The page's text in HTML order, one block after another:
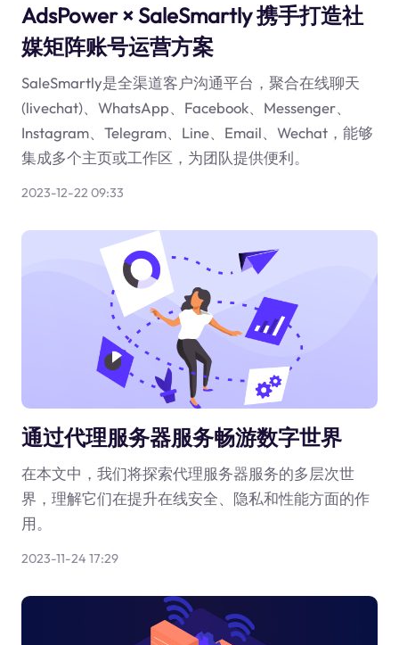
AdsPower × SaleSmartly 携手打造社
媒矩阵账号运营方案
SaleSmartly是全渠道客户沟通平台，聚合在线聊天
(livechat)、WhatsApp、Facebook、Messenger、
Instagram、Telegram、Line、Email、Wechat，能够
集成多个主页或工作区，为团队提供便利。
2023-12-22 09:33
通过代理服务器服务畅游数字世界
在本文中，我们将探索代理服务器服务的多层次世
界，理解它们在提升在线安全、隐私和性能方面的作
用。
2023-11-24 17:29